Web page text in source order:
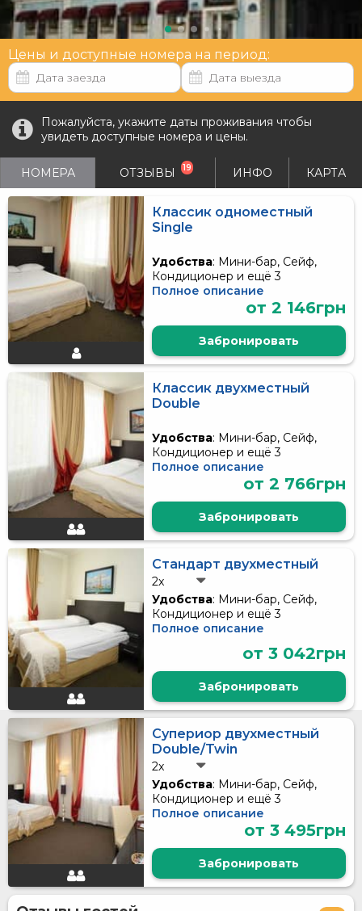
Цены и доступные номера на период:
Пожалуйста, укажите даты проживания чтобы
увидеть доступные номера и цены.
НОМЕРА ОТЗЫВЫ 19 ИНФО КАРТА
Классик одноместный
Single
Удобства: Мини-бар, Сейф,
Кондиционер и ещё 3
Полное описание
от 2 146грн
Забронировать
Классик двухместный
Double
Удобства: Мини-бар, Сейф,
Кондиционер и ещё 3
Полное описание
от 2 766грн
Забронировать
Стандарт двухместный
2x
Удобства: Мини-бар, Сейф,
Кондиционер и ещё 3
Полное описание
от 3 042грн
Забронировать
Супериор двухместный
Double/Twin
2x
Удобства: Мини-бар, Сейф,
Кондиционер и ещё 3
Полное описание
от 3 495грн
Забронировать